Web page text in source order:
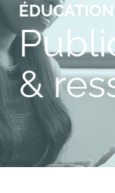
ÉDUCATION
&